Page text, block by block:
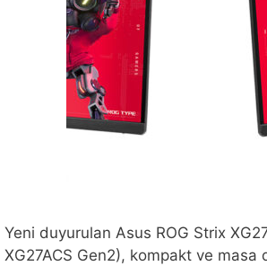
Yeni duyurulan Asus ROG Strix
XG27ACS Gen2), kompakt ve masa